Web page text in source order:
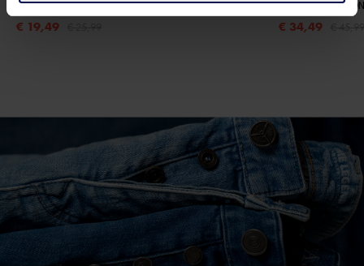
A325098 PRINTED BASIC SHIRT W.DECO- MINIMAL ROSE
€ 19,49
A346552
€ 34,49